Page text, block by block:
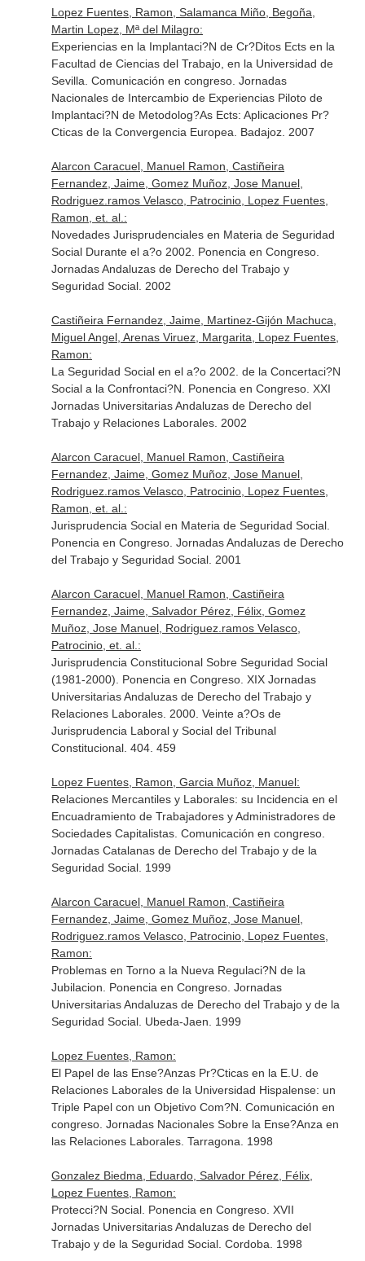
Lopez Fuentes, Ramon, Salamanca Miño, Begoña,
Martin Lopez, Mª del Milagro:
Experiencias en la Implantaci?N de Cr?Ditos Ects en la
Facultad de Ciencias del Trabajo, en la Universidad de
Sevilla. Comunicación en congreso. Jornadas
Nacionales de Intercambio de Experiencias Piloto de
Implantaci?N de Metodolog?As Ects: Aplicaciones Pr?
Cticas de la Convergencia Europea. Badajoz. 2007
Alarcon Caracuel, Manuel Ramon, Castiñeira
Fernandez, Jaime, Gomez Muñoz, Jose Manuel,
Rodriguez.ramos Velasco, Patrocinio, Lopez Fuentes,
Ramon, et. al.:
Novedades Jurisprudenciales en Materia de Seguridad
Social Durante el a?o 2002. Ponencia en Congreso.
Jornadas Andaluzas de Derecho del Trabajo y
Seguridad Social. 2002
Castiñeira Fernandez, Jaime, Martinez-Gijón Machuca,
Miguel Angel, Arenas Viruez, Margarita, Lopez Fuentes,
Ramon:
La Seguridad Social en el a?o 2002. de la Concertaci?N
Social a la Confrontaci?N. Ponencia en Congreso. XXI
Jornadas Universitarias Andaluzas de Derecho del
Trabajo y Relaciones Laborales. 2002
Alarcon Caracuel, Manuel Ramon, Castiñeira
Fernandez, Jaime, Gomez Muñoz, Jose Manuel,
Rodriguez.ramos Velasco, Patrocinio, Lopez Fuentes,
Ramon, et. al.:
Jurisprudencia Social en Materia de Seguridad Social.
Ponencia en Congreso. Jornadas Andaluzas de Derecho
del Trabajo y Seguridad Social. 2001
Alarcon Caracuel, Manuel Ramon, Castiñeira
Fernandez, Jaime, Salvador Pérez, Félix, Gomez
Muñoz, Jose Manuel, Rodriguez.ramos Velasco,
Patrocinio, et. al.:
Jurisprudencia Constitucional Sobre Seguridad Social
(1981-2000). Ponencia en Congreso. XIX Jornadas
Universitarias Andaluzas de Derecho del Trabajo y
Relaciones Laborales. 2000. Veinte a?Os de
Jurisprudencia Laboral y Social del Tribunal
Constitucional. 404. 459
Lopez Fuentes, Ramon, Garcia Muñoz, Manuel:
Relaciones Mercantiles y Laborales: su Incidencia en el
Encuadramiento de Trabajadores y Administradores de
Sociedades Capitalistas. Comunicación en congreso.
Jornadas Catalanas de Derecho del Trabajo y de la
Seguridad Social. 1999
Alarcon Caracuel, Manuel Ramon, Castiñeira
Fernandez, Jaime, Gomez Muñoz, Jose Manuel,
Rodriguez.ramos Velasco, Patrocinio, Lopez Fuentes,
Ramon:
Problemas en Torno a la Nueva Regulaci?N de la
Jubilacion. Ponencia en Congreso. Jornadas
Universitarias Andaluzas de Derecho del Trabajo y de la
Seguridad Social. Ubeda-Jaen. 1999
Lopez Fuentes, Ramon:
El Papel de las Ense?Anzas Pr?Cticas en la E.U. de
Relaciones Laborales de la Universidad Hispalense: un
Triple Papel con un Objetivo Com?N. Comunicación en
congreso. Jornadas Nacionales Sobre la Ense?Anza en
las Relaciones Laborales. Tarragona. 1998
Gonzalez Biedma, Eduardo, Salvador Pérez, Félix,
Lopez Fuentes, Ramon:
Protecci?N Social. Ponencia en Congreso. XVII
Jornadas Universitarias Andaluzas de Derecho del
Trabajo y de la Seguridad Social. Cordoba. 1998